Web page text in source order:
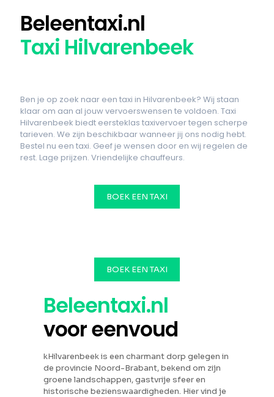
Beleentaxi.nl
Taxi Hilvarenbeek
Ben je op zoek naar een taxi in Hilvarenbeek? Wij staan
klaar om aan al jouw vervoerswensen te voldoen. Taxi
Hilvarenbeek biedt eersteklas taxivervoer tegen scherpe
tarieven. We zijn beschikbaar wanneer jij ons nodig hebt.
Bestel nu een taxi. Geef je wensen door en wij regelen de
rest. Lage prijzen. Vriendelijke chauffeurs.
BOEK EEN TAXI
BOEK EEN TAXI
Beleentaxi.nl
voor eenvoud
kHilvarenbeek is een charmant dorp gelegen in
de provincie Noord-Brabant, bekend om zijn
groene landschappen, gastvrije sfeer en
historische bezienswaardigheden. Hier vind je